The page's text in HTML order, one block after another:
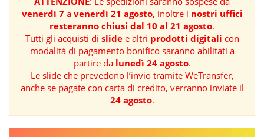
RIVISTE
MANUALISTICA
SOFTWARE
venerdì 7a venerdì 21 agosto, inoltre i nostri uffici
resteranno chiusi dal 10 al 21 agosto.
Tutti gli acquisti di slidee altri prodotti digitali con
modalità di pagamento bonifico saranno abilitati a
partire da lunedì 24 agosto.
Le slide che prevedono l’invio tramite WeTransfer,
anche se pagate con carta di credito, verranno inviate il
24 agosto.